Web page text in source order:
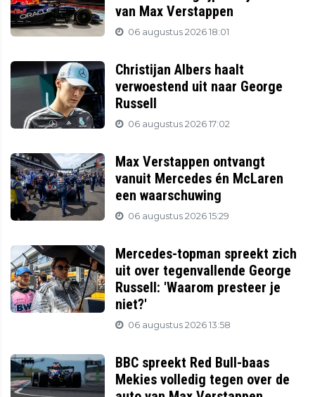
van Max Verstappen
06 augustus 2026 18:01
Christijan Albers haalt
verwoestend uit naar George
Russell
06 augustus 2026 17:02
Max Verstappen ontvangt
vanuit Mercedes én McLaren
een waarschuwing
06 augustus 2026 15:29
Mercedes-topman spreekt zich
uit over tegenvallende George
Russell: 'Waarom presteer je
niet?'
06 augustus 2026 13:58
BBC spreekt Red Bull-baas
Mekies volledig tegen over de